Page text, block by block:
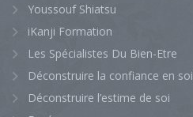
Youssouf Shiatsu
iKanji Formation
Les Spécialistes Du Bien-Etre
Déconstruire la confiance en soi
Déconstruire l’estime de soi